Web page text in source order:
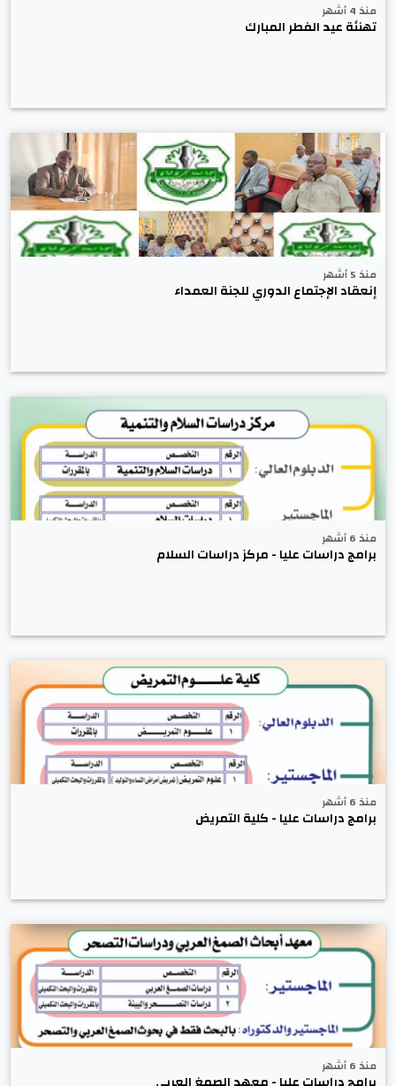
منذ 4 أشهر
تهنئة عيد الفطر المبارك
منذ 5 أشهر
إنعقاد الإجتماع الدوري للجنة العمداء
منذ 6 أشهر
برامج دراسات عليا - مركز دراسات السلام
منذ 6 أشهر
برامج دراسات عليا - كلية التمريض
منذ 6 أشهر